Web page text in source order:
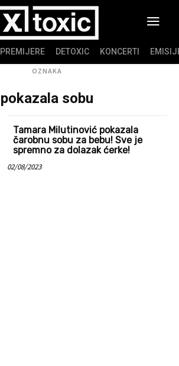
PREMIJERE DETOXIC KONCERTI
OZNAKA
pokazala sobu
Tamara Milutinović pokazala
čarobnu sobu za bebu! Sve je
spremno za dolazak ćerke!
02/08/2023